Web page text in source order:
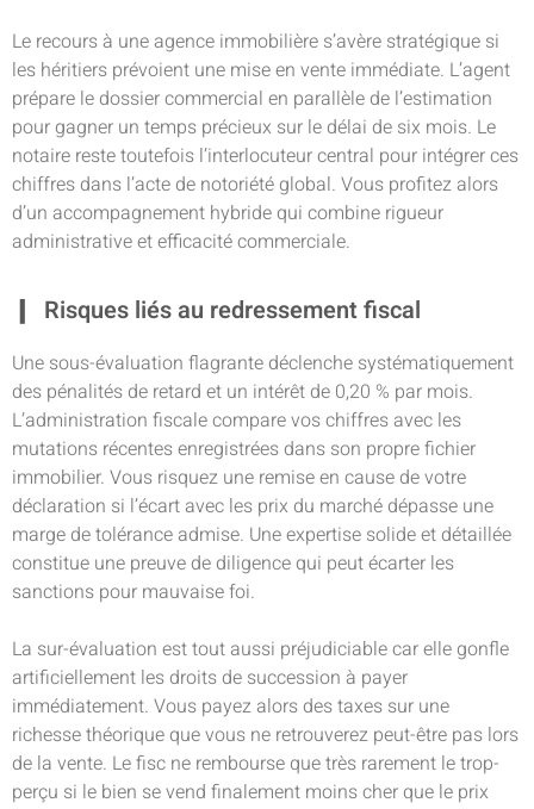
Le recours à une agence immobilière s’avère stratégique si
les héritiers prévoient une mise en vente immédiate. L’agent
prépare le dossier commercial en parallèle de l’estimation
pour gagner un temps précieux sur le délai de six mois. Le
notaire reste toutefois l’interlocuteur central pour intégrer ces
chiffres dans l’acte de notoriété global. Vous profitez alors
d’un accompagnement hybride qui combine rigueur
administrative et efficacité commerciale.
Risques liés au redressement fiscal
Une sous-évaluation flagrante déclenche systématiquement
des pénalités de retard et un intérêt de 0,20 % par mois.
L’administration fiscale compare vos chiffres avec les
mutations récentes enregistrées dans son propre fichier
immobilier. Vous risquez une remise en cause de votre
déclaration si l’écart avec les prix du marché dépasse une
marge de tolérance admise. Une expertise solide et détaillée
constitue une preuve de diligence qui peut écarter les
sanctions pour mauvaise foi.
La sur-évaluation est tout aussi préjudiciable car elle gonfle
artificiellement les droits de succession à payer
immédiatement. Vous payez alors des taxes sur une
richesse théorique que vous ne retrouverez peut-être pas lors
de la vente. Le fisc ne rembourse que très rarement le trop-
perçu si le bien se vend finalement moins cher que le prix